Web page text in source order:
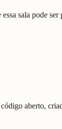
sala pode
aberto,